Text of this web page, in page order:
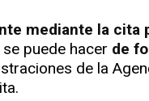
mediante la cita
puede hacer de
de la